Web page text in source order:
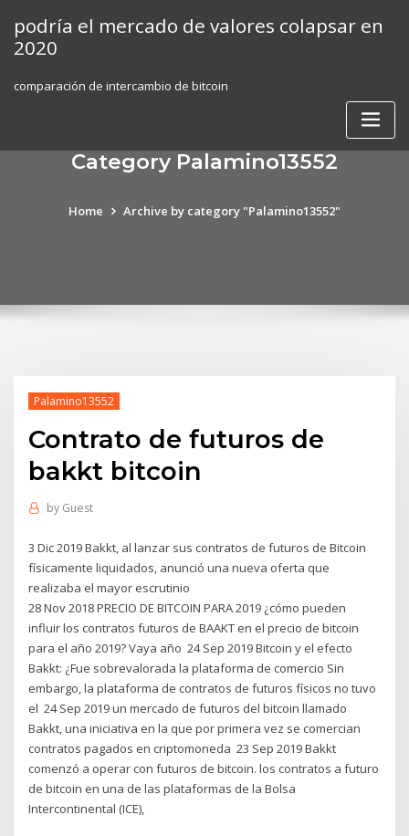
content
podría el mercado de valores colapsar en
2020
comparación de intercambio de bitcoin
Category Palamino13552
Home Archive by category "Palamino13552"
Palamino13552
Contrato de futuros de
bakkt bitcoin
by Guest
3 Dic 2019 Bakkt, al lanzar sus contratos de futuros de Bitcoin
físicamente liquidados, anunció una nueva oferta que
realizaba el mayor escrutinio
28 Nov 2018 PRECIO DE BITCOIN PARA 2019 ¿cómo pueden
influir los contratos futuros de BAAKT en el precio de bitcoin
para el año 2019? Vaya año 24 Sep 2019 Bitcoin y el efecto
Bakkt: ¿Fue sobrevalorada la plataforma de comercio Sin
embargo, la plataforma de contratos de futuros físicos no tuvo
el 24 Sep 2019 un mercado de futuros del bitcoin llamado
Bakkt, una iniciativa en la que por primera vez se comercian
contratos pagados en criptomoneda 23 Sep 2019 Bakkt
comenzó a operar con futuros de bitcoin. los contratos a futuro
de bitcoin en una de las plataformas de la Bolsa
Intercontinental (ICE),